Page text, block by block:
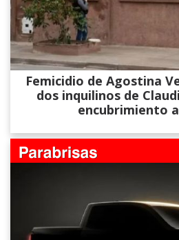
Femicidio de Agostina
dos inquilinos de
encubrimiento